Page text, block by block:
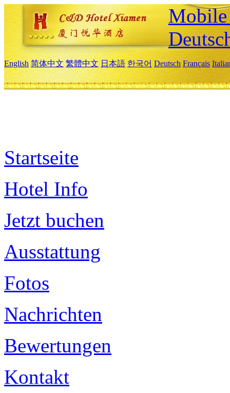
English 简体中文 繁體中文 日本語 한국어 Deutsch Français
Startseite
Hotel Info
Jetzt buchen
Ausstattung
Fotos
Nachrichten
Bewertungen
Kontakt